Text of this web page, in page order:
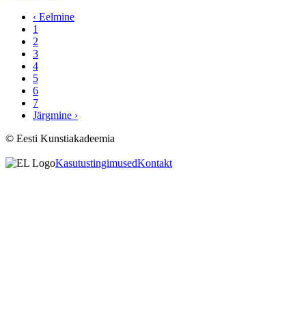
‹ Eelmine
1
2
3
4
5
6
7
Järgmine ›
© Eesti Kunstiakadeemia
KasutustingimusedKontakt